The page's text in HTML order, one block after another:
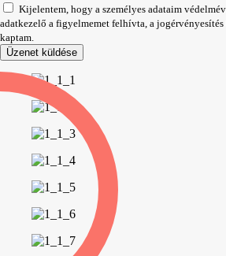
Kijelentem, hogy a személyes adataim
adatkezelő a figyelmemet felhívta, a
kaptam.
Üzenet küldése